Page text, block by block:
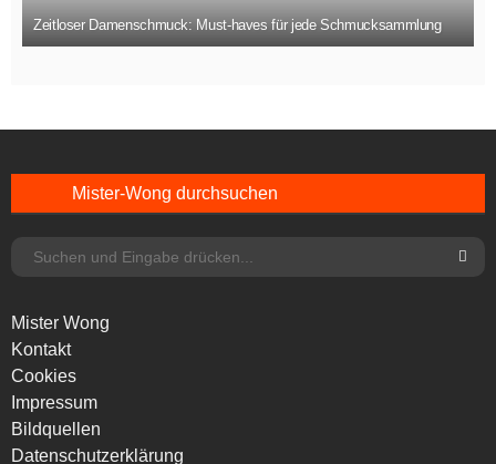
Zeitloser Damenschmuck: Must-haves für jede Schmucksammlung
Mister-Wong durchsuchen
Mister Wong
Kontakt
Cookies
Impressum
Bildquellen
Datenschutzerklärung